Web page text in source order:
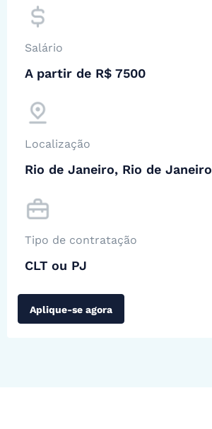
Salário
A partir de R$ 7500
Localização
Rio de Janeiro, Rio de Janeiro
Tipo de contratação
CLT ou PJ
Aplique-se agora